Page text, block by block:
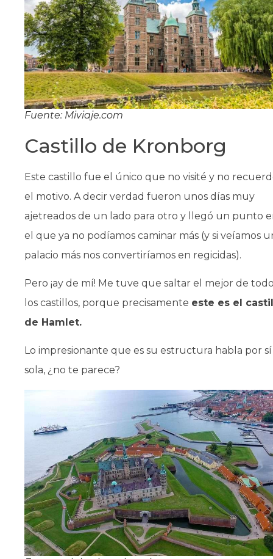
Fuente: Miviaje.com
Castillo de Kronborg
Este castillo fue el único que no visité y no
el motivo. A decir verdad fueron unos días muy
ajetreados de un lado para otro y llegó un punto
el que ya no podíamos caminar más (y si veíamos
palacio más nos convertiríamos en regicidas).
Pero ¡ay de mí! Me tuve que saltar el mejor de
los castillos, porque precisamente este es el
de Hamlet.
Lo impresionante que es su estructura habla por sí
sola, ¿no te parece?